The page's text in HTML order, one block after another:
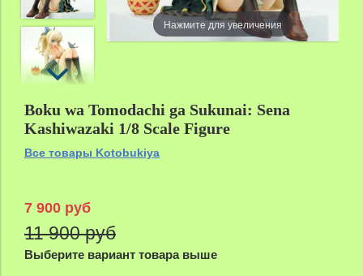
Нажмите для увеличения
Boku wa Tomodachi ga Sukunai: Sena
Kashiwazaki 1/8 Scale Figure
Все товары Kotobukiya
7 900 руб
11 900 руб
Выберите вариант товара выше